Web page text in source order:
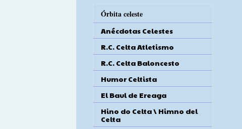
Órbita celeste
Anécdotas Celestes
R.C. Celta Atletismo
R.C. Celta Baloncesto
Humor Celtista
El Baul de Ereaga
Hino do Celta \ Himno del
Celta